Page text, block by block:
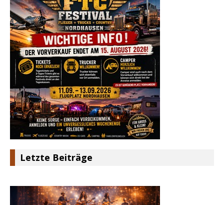
Letzte Beiträge